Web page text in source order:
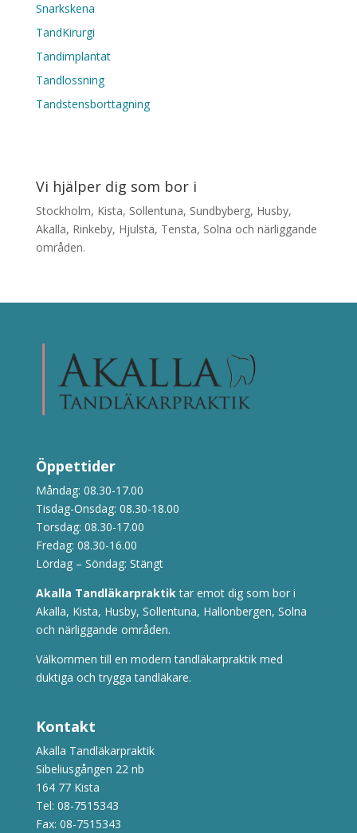
Snarkskena
TandKirurgi
Tandimplantat
Tandlossning
Tandstensborttagning
Vi hjälper dig som bor i
Stockholm, Kista, Sollentuna, Sundbyberg, Husby,
Akalla, Rinkeby, Hjulsta, Tensta, Solna och närliggande
områden.
Öppettider
Måndag: 08.30-17.00
Tisdag-Onsdag: 08.30-18.00
Torsdag: 08.30-17.00
Fredag: 08.30-16.00
Lördag – Söndag: Stängt
Akalla Tandläkarpraktiktar emot dig som bor i
Akalla, Kista, Husby, Sollentuna, Hallonbergen, Solna
och närliggande områden.
Välkommen till en modern tandläkarpraktik med
duktiga och trygga tandläkare.
Kontakt
Akalla Tandläkarpraktik
Sibeliusgången 22 nb
164 77 Kista
Tel: 08-7515343
Fax: 08-7515343